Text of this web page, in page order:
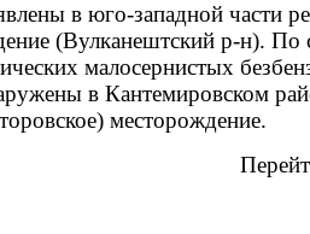
в юго-западной части
(Вулканештский р-н). По
малосернистых
в Кантемировском
месторождение.